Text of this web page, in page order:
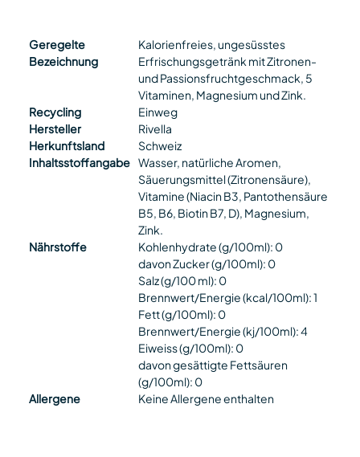
Geregelte
Bezeichnung
Kalorienfreies, ungesüsstes
Erfrischungsgetränk mit Zitronen-
und Passionsfruchtgeschmack, 5
Vitaminen, Magnesium und Zink.
Recycling
Einweg
Hersteller
Rivella
Herkunftsland
Schweiz
Inhaltsstoffangabe Wasser, natürliche Aromen,
Säuerungsmittel (Zitronensäure),
Vitamine (Niacin B3, Pantothensäure
B5, B6, Biotin B7, D), Magnesium,
Zink.
Nährstoffe
Kohlenhydrate (g/100ml): 0
davon Zucker (g/100ml): 0
Salz (g/100 ml): 0
Brennwert/Energie (kcal/100ml): 1
Fett (g/100ml): 0
Brennwert/Energie (kj/100ml): 4
Eiweiss (g/100ml): 0
davon gesättigte Fettsäuren
(g/100ml): 0
Allergene
Keine Allergene enthalten